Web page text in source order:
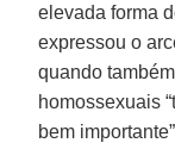
elevada forma
expressou o
quando
homossexuais
bem